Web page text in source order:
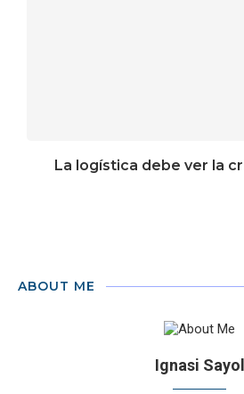
La logística debe ver la
ABOUT ME
Ignasi Sayol